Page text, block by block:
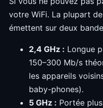
votre WiFi. La plupart
émettent sur deux
2,4 GHz : Longue
150–300 Mb/s
les appareils
baby-phones).
5 GHz : Portée